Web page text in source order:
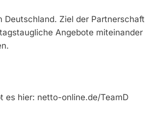
Deutschland. Ziel der Partnerschaft
Angebote miteinander
es hier: netto-online.de/TeamD